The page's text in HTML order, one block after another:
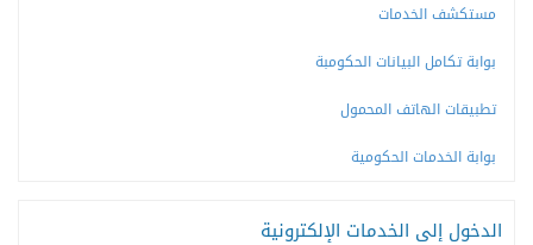
مستكشف الخدمات
بوابة تكامل البيانات الحكومبة
تطبيقات الهاتف المحمول
بوابة الخدمات الحكومية
الدخول إلى الخدمات الإلكترونية